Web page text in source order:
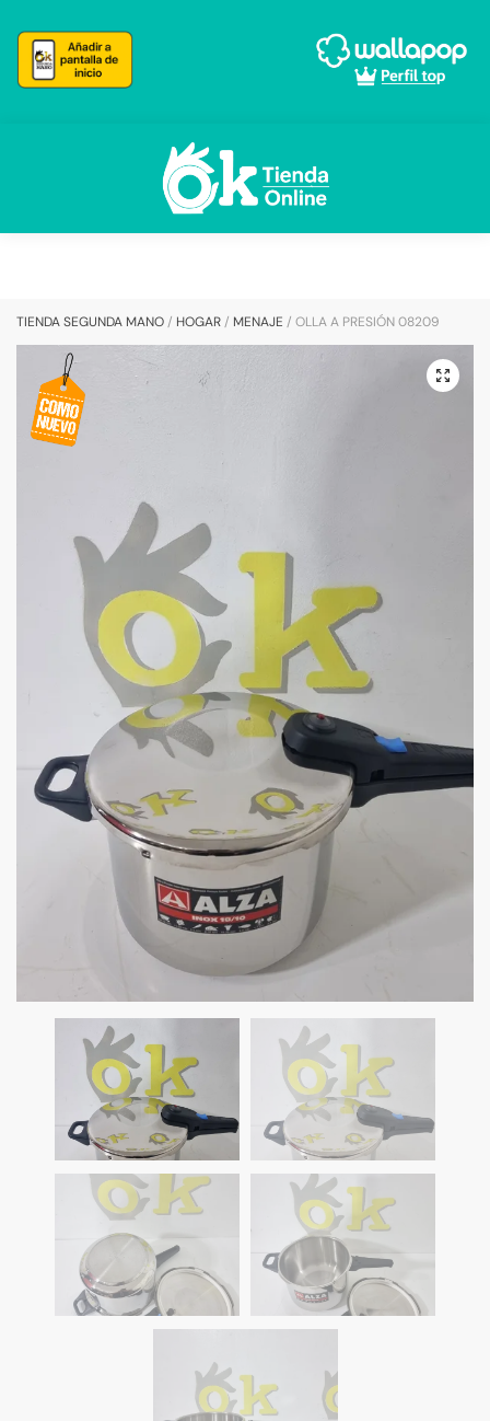
navigation
content
TIENDA SEGUNDA MANO/ HOGAR/ MENAJE / OLLA A PRESIÓN 08209